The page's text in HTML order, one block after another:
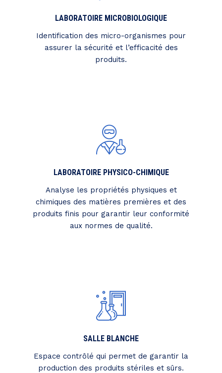
LABORATOIRE MICROBIOLOGIQUE
Identification des micro-organismes pour
assurer la sécurité et l’efficacité des
produits.
LABORATOIRE PHYSICO-CHIMIQUE
Analyse les propriétés physiques et
chimiques des matières premières et des
produits finis pour garantir leur conformité
aux normes de qualité.
SALLE BLANCHE
Espace contrôlé qui permet de garantir la
production des produits stériles et sûrs.